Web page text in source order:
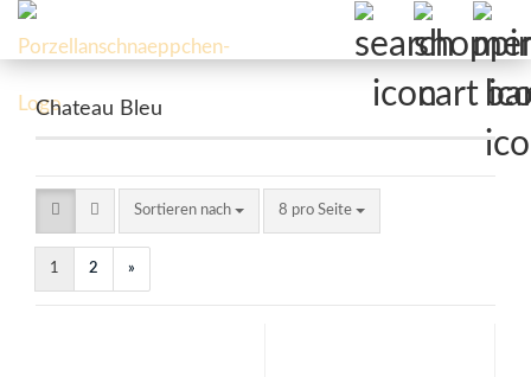
Chateau Bleu
Sortieren nach
Sortieren nach 8 pro Seite
pro Seite
1 2 »